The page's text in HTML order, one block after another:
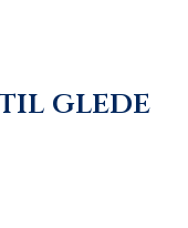
glede